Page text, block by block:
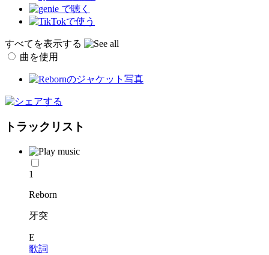
すべてを表示する
曲を使用
トラックリスト
1
Reborn
牙突
E
歌詞